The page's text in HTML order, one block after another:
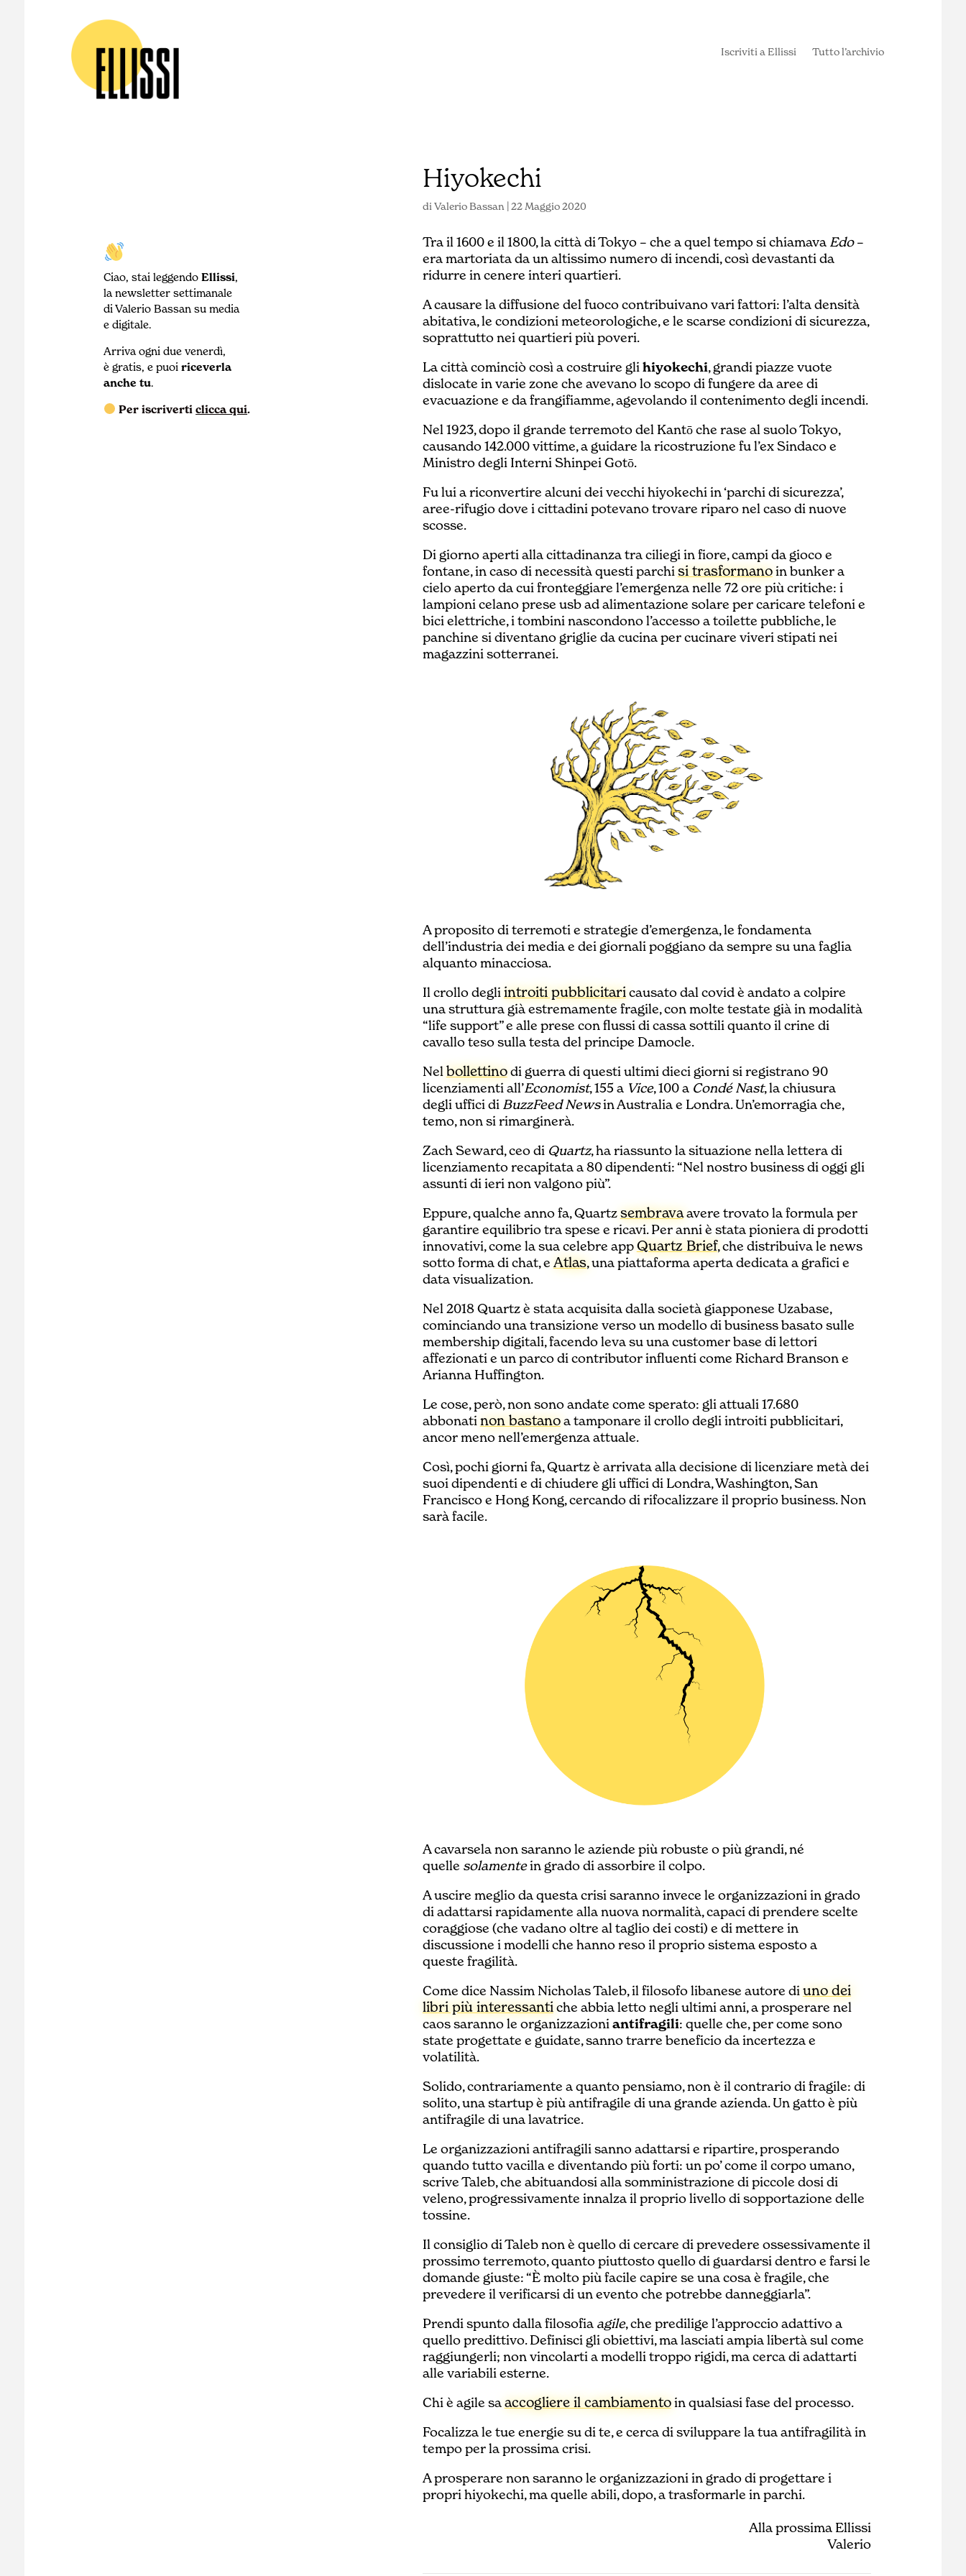
Iscriviti a Ellissi Tutto l’archivio
Hiyokechi
diValerio Bassan| 22 Maggio 2020
Ciao, stai leggendo Ellissi,
la newsletter settimanale
di Valerio Bassan su media
e digitale.
Arriva ogni due venerdì,
è gratis, e puoi riceverla
anche tu.
Per iscriverticlicca qui.
Tra il 1600 e il 1800, la città di Tokyo – che a quel tempo si chiamava Edo–
era martoriata da un altissimo numero di incendi, così devastanti da
ridurre in cenere interi quartieri.
A causare la diffusione del fuoco contribuivano vari fattori: l’alta densità
abitativa, le condizioni meteorologiche, e le scarse condizioni di sicurezza,
soprattutto nei quartieri più poveri.
La città cominciò così a costruire glihiyokechi, grandi piazze vuote
dislocate in varie zone che avevano lo scopo di fungere da aree di
evacuazione e da frangifiamme, agevolando il contenimento degli incendi.
Nel 1923, dopo il grande terremoto del Kantō che rase al suolo Tokyo,
causando 142.000 vittime, a guidare la ricostruzione fu l’ex Sindaco e
Ministro degli Interni Shinpei Gotō.
Fu lui a riconvertire alcuni dei vecchi hiyokechi in ‘parchi di sicurezza’,
aree-rifugio dove i cittadini potevano trovare riparo nel caso di nuove
scosse.
Di giorno aperti alla cittadinanza tra ciliegi in fiore, campi da gioco e
fontane, in caso di necessità questi parchisi trasformanoin bunker a
cielo aperto da cui fronteggiare l’emergenza nelle 72 ore più critiche: i
lampioni celano prese usb ad alimentazione solare per caricare telefoni e
bici elettriche, i tombini nascondono l’accesso a toilette pubbliche, le
panchine si diventano griglie da cucina per cucinare viveri stipati nei
magazzini sotterranei.
A proposito di terremoti e strategie d’emergenza, le fondamenta
dell’industria dei media e dei giornali poggiano da sempre su una faglia
alquanto minacciosa.
Il crollo degliintroiti pubblicitaricausato dal covid è andato a colpire
una struttura già estremamente fragile, con molte testate già in modalità
“life support” e alle prese con flussi di cassa sottili quanto il crine di
cavallo teso sulla testa del principe Damocle.
Nelbollettinodi guerra di questi ultimi dieci giorni si registrano 90
licenziamenti all’Economist, 155 a Vice, 100 a Condé Nast, la chiusura
degli uffici di BuzzFeed Newsin Australia e Londra. Un’emorragia che,
temo, non si rimarginerà.
Zach Seward, ceo di Quartz, ha riassunto la situazione nella lettera di
licenziamento recapitata a 80 dipendenti: “Nel nostro business di oggi gli
assunti di ieri non valgono più”.
Eppure, qualche anno fa, Quartzsembravaavere trovato la formula per
garantire equilibrio tra spese e ricavi. Per anni è stata pioniera di prodotti
innovativi, come la sua celebre appQuartz Brief, che distribuiva le news
sotto forma di chat, e Atlas, una piattaforma aperta dedicata a grafici e
data visualization.
Nel 2018 Quartz è stata acquisita dalla società giapponese Uzabase,
cominciando una transizione verso un modello di business basato sulle
membership digitali, facendo leva su una customer base di lettori
affezionati e un parco di contributor influenti come Richard Branson e
Arianna Huffington.
Le cose, però, non sono andate come sperato: gli attuali 17.680
abbonatinon bastanoa tamponare il crollo degli introiti pubblicitari,
ancor meno nell’emergenza attuale.
Così, pochi giorni fa, Quartz è arrivata alla decisione di licenziare metà dei
suoi dipendenti e di chiudere gli uffici di Londra, Washington, San
Francisco e Hong Kong, cercando di rifocalizzare il proprio business. Non
sarà facile.
A cavarsela non saranno le aziende più robuste o più grandi, né
quelle solamentein grado di assorbire il colpo.
A uscire meglio da questa crisi saranno invece le organizzazioni in grado
di adattarsi rapidamente alla nuova normalità, capaci di prendere scelte
coraggiose (che vadano oltre al taglio dei costi) e di mettere in
discussione i modelli che hanno reso il proprio sistema esposto a
queste fragilità.
Come dice Nassim Nicholas Taleb, il filosofo libanese autore diuno dei
libri più interessantiche abbia letto negli ultimi anni, a prosperare nel
caos saranno le organizzazioniantifragili: quelle che, per come sono
state progettate e guidate, sanno trarre beneficio da incertezza e
volatilità.
Solido, contrariamente a quanto pensiamo, non è il contrario di fragile: di
solito, una startup è più antifragile di una grande azienda. Un gatto è più
antifragile di una lavatrice.
Le organizzazioni antifragili sanno adattarsi e ripartire, prosperando
quando tutto vacilla e diventando più forti: un po’ come il corpo umano,
scrive Taleb, che abituandosi alla somministrazione di piccole dosi di
veleno, progressivamente innalza il proprio livello di sopportazione delle
tossine.
Il consiglio di Taleb non è quello di cercare di prevedere ossessivamente il
prossimo terremoto, quanto piuttosto quello di guardarsi dentro e farsi le
domande giuste: “È molto più facile capire se una cosa è fragile, che
prevedere il verificarsi di un evento che potrebbe danneggiarla”.
Prendi spunto dalla filosofia agile, che predilige l’approccio adattivo a
quello predittivo. Definisci gli obiettivi, ma lasciati ampia libertà sul come
raggiungerli; non vincolarti a modelli troppo rigidi, ma cerca di adattarti
alle variabili esterne.
Chi è agile saaccogliere il cambiamentoin qualsiasi fase del processo.
Focalizza le tue energie su di te, e cerca di sviluppare la tua antifragilità in
tempo per la prossima crisi.
A prosperare non saranno le organizzazioni in grado di progettare i
propri hiyokechi, ma quelle abili, dopo, a trasformarle in parchi.
Alla prossima Ellissi
Valerio